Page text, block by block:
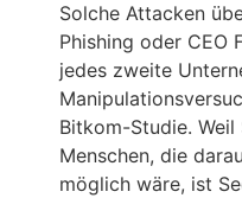
Solche Attacken
Phishing oder CEO
jedes zweite
Bitkom-Studie.
Menschen, die
möglich wäre, ist